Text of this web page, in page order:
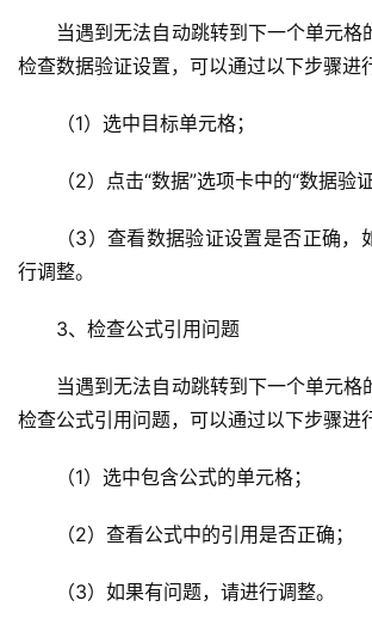
程
当遇到无法自动跳转到下一个单元格
检查数据验证设置，可以通过以下步骤进
（1）选中目标单元格；
（2）点击“数据”选项卡中的“数据验证
（3）查看数据验证设置是否正确，
行调整。
3、检查公式引用问题
当遇到无法自动跳转到下一个单元格
检查公式引用问题，可以通过以下步骤进
（1）选中包含公式的单元格；
（2）查看公式中的引用是否正确；
（3）如果有问题，请进行调整。